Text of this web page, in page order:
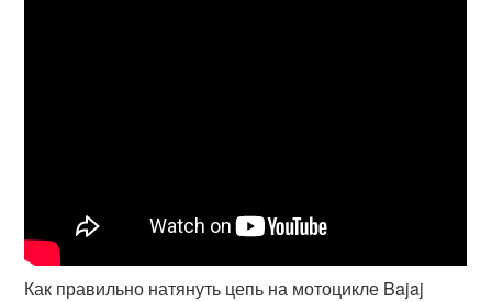
Как правильно натянуть цепь на мотоцикле Bajaj